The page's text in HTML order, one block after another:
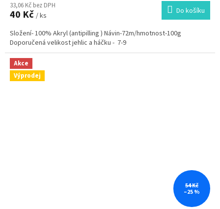
33,06 Kč bez DPH
40 Kč / ks Do košíku
Složení- 100% Akryl (antipilling ) Návin-72m/hmotnost-100g
Doporučená velikost jehlic a háčku - 7-9
Akce
Výprodej
54 Kč
–25 %